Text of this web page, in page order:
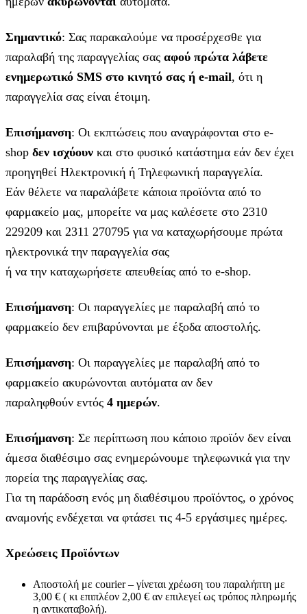
Σημαντικό: Σας παρακαλούμε να προσέρχεσθε για
παραλαβή της παραγγελίας σας αφού πρώτα λάβετε
ενημερωτικό SMS στο κινητό σας ή e-mail, ότι η
παραγγελία σας είναι έτοιμη.
Επισήμανση: Οι εκπτώσεις που αναγράφονται στο e-
shop δεν ισχύουν και στο φυσικό κατάστημα εάν δεν έχει
προηγηθεί Ηλεκτρονική ή Τηλεφωνική παραγγελία.
Εάν θέλετε να παραλάβετε κάποια προϊόντα από το
φαρμακείο μας, μπορείτε να μας καλέσετε στο 2310
229209 και 2311 270795 για να καταχωρήσουμε πρώτα
ηλεκτρονικά την παραγγελία σας
ή να την καταχωρήσετε απευθείας από το e-shop.
Επισήμανση: Οι παραγγελίες με παραλαβή από το
φαρμακείο δεν επιβαρύνονται με έξοδα αποστολής.
Επισήμανση: Οι παραγγελίες με παραλαβή από το
φαρμακείο ακυρώνονται αυτόματα αν δεν
παραληφθούν εντός 4 ημερών.
Επισήμανση: Σε περίπτωση που κάποιο προϊόν δεν είναι
άμεσα διαθέσιμο σας ενημερώνουμε τηλεφωνικά για την
πορεία της παραγγελίας σας.
Για τη παράδοση ενός μη διαθέσιμου προϊόντος, ο χρόνος
αναμονής ενδέχεται να φτάσει τις 4-5 εργάσιμες ημέρες.
Χρεώσεις Προϊόντων
Αποστολή με courier – γίνεται χρέωση του παραλήπτη με
3,00 € ( κι επιπλέον 2,00 € αν επιλεγεί ως τρόπος πληρωμής
η αντικαταβολή).